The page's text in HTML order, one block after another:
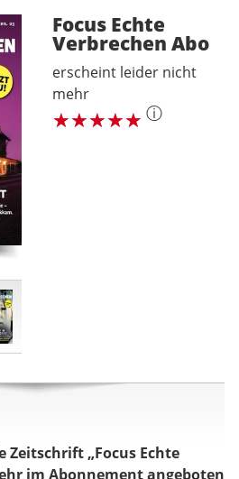
Focus Echte
Verbrechen Abo
erscheint leider nicht
mehr
ⓘ
Zeitschrift „Focus Echte
im Abonnement angeboten